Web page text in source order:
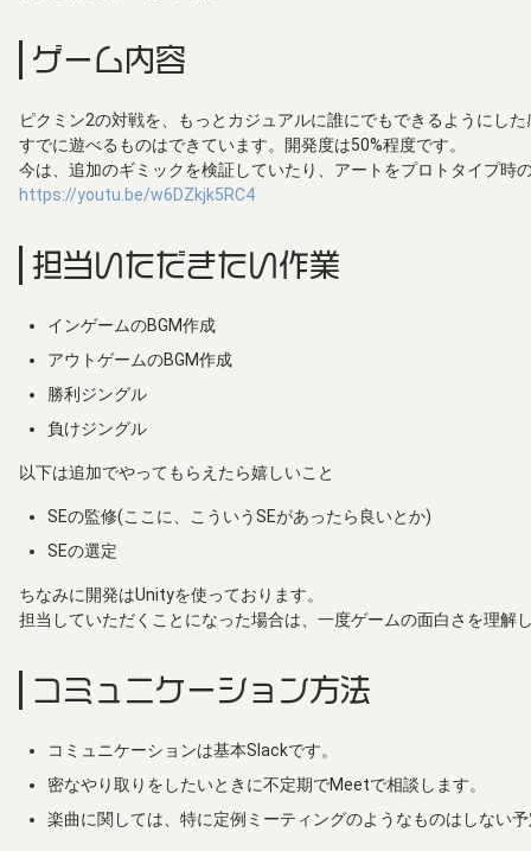
ゲーム内容
ピクミン2の対戦を、もっとカジュアルに誰にでもできるようにし
すでに遊べるものはできています。開発度は50%程度です。
今は、追加のギミックを検証していたり、アートをプロトタイプ時
https://youtu.be/w6DZkjk5RC4
担当いただきたい作業
インゲームのBGM作成
アウトゲームのBGM作成
勝利ジングル
負けジングル
以下は追加でやってもらえたら嬉しいこと
SEの監修(ここに、こういうSEがあったら良いとか)
SEの選定
ちなみに開発はUnityを使っております。
担当していただくことになった場合は、一度ゲームの面白さを理解
コミュニケーション方法
コミュニケーションは基本Slackです。
密なやり取りをしたいときに不定期でMeetで相談します。
楽曲に関しては、特に定例ミーティングのようなものはしない